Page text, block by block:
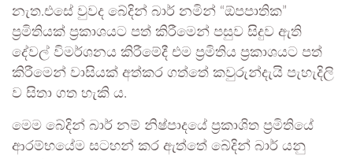
නැත.එසේ වුවද බේදින් බාර් නමින් “ඕපපාතික”
ප්‍රමිතියක් ප්‍රකාශයට පත් කිරීමෙන් පසුව සිදුව ඇති
දේවල් විමර්ශනය කිරීමේදී එම ප්‍රමිතිය ප්‍රකාශයට පත්
කිරීමෙන් වාසියක් අත්කර ගත්තේ කවුරුන්දැයි පැහැදිලි
ව සිතා ගත හැකි ය.
මෙම බේදින් බාර් නම් නිෂ්පාදයේ ප්‍රකාශිත ප්‍රමිතියේ
ආරම්භයේම සටහන් කර ඇත්තේ බේදින් බාර් යනු